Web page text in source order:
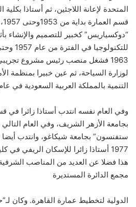
المتحدة لإعانة اللاجئين، ثم أستاذا
“دوكسياريس” كخبير للتصميم والإنشاء
1963 فشغل منصب رئيس مشروع
لوزارة السياحة، ثم عين خبيرا بمنظمة
التنمية بالمملكة العربية السعودية في عام
وفي العام نفسه انتدب أستاذا زائرا في
بجامعة الأزهر الشريف، وفي العام
1977 أستاذا زائرا للإسكان الريفي في
هذا فضلا عن العديد من المناصب
مجمع الدائرة المستديرة
الدولية لتخطيط عمارة القاهرة. وكان